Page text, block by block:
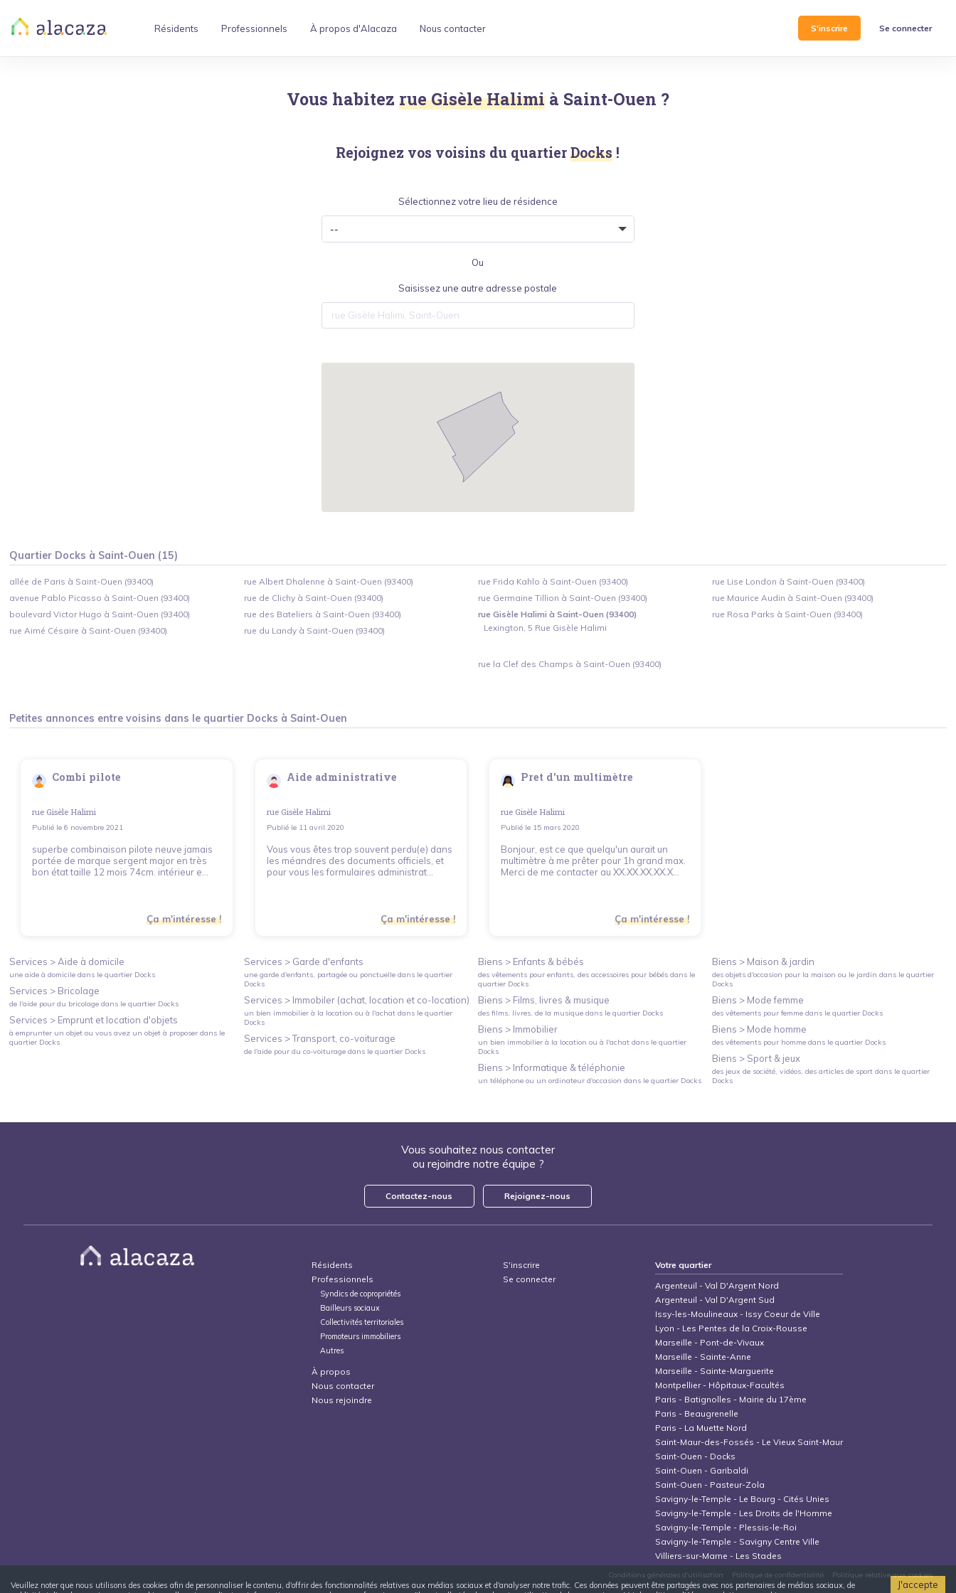
Résidents Professionnels À propos d'Alacaza Nous contacter S'inscrire Se connecter
Vous habitez rue Gisèle Halimi à Saint-Ouen ?
Rejoignez vos voisins du quartier Docks !
Sélectionnez votre lieu de résidence
Ou
Saisissez une autre adresse postale
Quartier Docks à Saint-Ouen (15)
allée de Paris à Saint-Ouen (93400)
avenue Pablo Picasso à Saint-Ouen (93400)
boulevard Victor Hugo à Saint-Ouen (93400)
rue Aimé Césaire à Saint-Ouen (93400)
rue Albert Dhalenne à Saint-Ouen (93400)
rue de Clichy à Saint-Ouen (93400)
rue des Bateliers à Saint-Ouen (93400)
rue du Landy à Saint-Ouen (93400)
rue Frida Kahlo à Saint-Ouen (93400)
rue Germaine Tillion à Saint-Ouen (93400)
rue Gisèle Halimi à Saint-Ouen (93400)
Lexington, 5 Rue Gisèle Halimi
rue la Clef des Champs à Saint-Ouen (93400)
rue Lise London à Saint-Ouen (93400)
rue Maurice Audin à Saint-Ouen (93400)
rue Rosa Parks à Saint-Ouen (93400)
Petites annonces entre voisins dans le quartier Docks à Saint-Ouen
Combi pilote
rue Gisèle Halimi
Publié le 6 novembre 2021
superbe combinaison pilote neuve jamais
portée de marque sergent major en très
bon état taille 12 mois 74cm. intérieur e...
Ça m'intéresse !
Aide administrative
rue Gisèle Halimi
Publié le 11 avril 2020
Vous vous êtes trop souvent perdu(e) dans
les méandres des documents officiels, et
pour vous les formulaires administrat...
Ça m'intéresse !
Pret d'un multimètre
rue Gisèle Halimi
Publié le 15 mars 2020
Bonjour, est ce que quelqu'un aurait un
multimètre à me prêter pour 1h grand max.
Merci de me contacter au XX.XX.XX.XX.X...
Ça m'intéresse !
Services >Aide à domicile
une aide à domicile dans le quartier Docks
Services > Bricolage
de l'aide pour du bricolage dans le quartier Docks
Services > Emprunt et location d'objets
à emprunter un objet ou vous avez un objet à proposer dans le
quartier Docks
Services > Garde d'enfants
une garde d'enfants, partagée ou ponctuelledans le quartier
Docks
Services > Immobiler (achat, location et co-location)
un bien immobilier à la location ou à l'achatdans le quartier
Docks
Services >Transport, co-voiturage
de l'aide pour du co-voituragedans le quartier Docks
Biens > Enfants & bébés
des vêtements pour enfants, des accessoires pour bébésdans le
quartier Docks
Biens > Films, livres & musique
des films, livres, de la musiquedans le quartier Docks
Biens > Immobilier
un bien immobilier à la location ou à l'achatdans le quartier
Docks
Biens > Informatique & téléphonie
un téléphone ou un ordinateur d'occasion dans le quartier Docks
Biens > Maison & jardin
des objets d'occasion pour la maison ou le jardin dans le quartier
Docks
Biens > Mode femme
des vêtements pour femme dans le quartier Docks
Biens > Mode homme
des vêtements pour homme dans le quartier Docks
Biens > Sport & jeux
des jeux de société, vidéos, des articles de sport dans le quartier
Docks
Vous souhaitez nous contacter
ou rejoindre notre équipe ?
Contactez-nous Rejoignez-nous
Résidents
Professionnels
Syndics de copropriétés
Bailleurs sociaux
Collectivités territoriales
Promoteurs immobiliers
Autres
À propos
Nous contacter
Nous rejoindre
S'inscrire
Se connecter
Votre quartier
Argenteuil -Val D'Argent Nord
Argenteuil -Val D'Argent Sud
Issy-les-Moulineaux - Issy Coeur de Ville
Lyon - Les Pentes de la Croix-Rousse
Marseille - Pont-de-Vivaux
Marseille - Sainte-Anne
Marseille - Sainte-Marguerite
Montpellier- Hôpitaux-Facultés
Paris - Batignolles - Mairie du 17ème
Paris - Beaugrenelle
Paris - La Muette Nord
Saint-Maur-des-Fossés - Le Vieux Saint-Maur
Saint-Ouen - Docks
Saint-Ouen - Garibaldi
Saint-Ouen - Pasteur-Zola
Savigny-le-Temple - Le Bourg - Cités Unies
Savigny-le-Temple - Les Droits de l'Homme
Savigny-le-Temple - Plessis-le-Roi
Savigny-le-Temple - Savigny Centre Ville
Villiers-sur-Marne - Les Stades
Conditions générales d'utilisation Politique de confidentialité Politique relative aux cookies
Veuillez noter que nous utilisons des cookies afin de personnaliser le contenu, d'offrir des fonctionnalités relatives aux médias sociaux et d'analyser notre trafic. Ces données peuvent être partagées avec nos partenaires de médias sociaux, de
J'accepte